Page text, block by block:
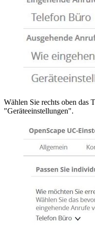
Wählen Sie rechts oben das
"Geräteeinstellungen".